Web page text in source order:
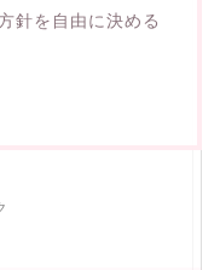
針を自由に決める